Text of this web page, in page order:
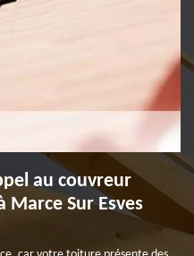
au couvreur
Sur Esves